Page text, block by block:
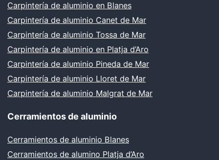
Carpintería de aluminio en Blanes
Carpintería de aluminio Canet de Mar
Carpintería de aluminio Tossa de Mar
Carpintería de aluminio en Platja d’Aro
Carpintería de aluminio Pineda de Mar
Carpintería de aluminio Lloret de Mar
Carpintería de aluminio Malgrat de Mar
Cerramientos de aluminio
Cerramientos de aluminio Blanes
Cerramientos de alumino Platja d’Aro